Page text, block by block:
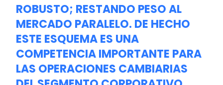
ROBUSTO; RESTANDO PESO AL
MERCADO PARALELO. DE HECHO
ESTE ESQUEMA ES UNA
COMPETENCIA IMPORTANTE PARA
LAS OPERACIONES CAMBIARIAS